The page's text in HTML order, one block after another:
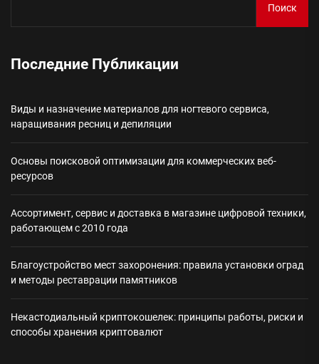
Поиск
Последние Публикации
Виды и назначение материалов для ногтевого сервиса,
наращивания ресниц и депиляции
Основы поисковой оптимизации для коммерческих веб-
ресурсов
Ассортимент, сервис и доставка в магазине цифровой техники,
работающем с 2010 года
Благоустройство мест захоронения: правила установки оград
и методы реставрации памятников
Некастодиальный криптокошелек: принципы работы, риски и
способы хранения криптовалют